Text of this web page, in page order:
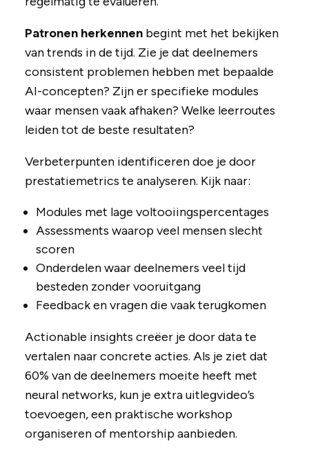
Patronen herkennenbegint met het bekijken
van trends in de tijd. Zie je dat deelnemers
consistent problemen hebben met bepaalde
AI-concepten? Zijn er specifieke modules
waar mensen vaak afhaken? Welke leerroutes
leiden tot de beste resultaten?
Verbeterpunten identificeren doe je door
prestatiemetrics te analyseren. Kijk naar:
Modules met lage voltooiingspercentages
Assessments waarop veel mensen slecht
scoren
Onderdelen waar deelnemers veel tijd
besteden zonder vooruitgang
Feedback en vragen die vaak terugkomen
Actionable insights creëer je door data te
vertalen naar concrete acties. Als je ziet dat
60% van de deelnemers moeite heeft met
neural networks, kun je extra uitlegvideo’s
toevoegen, een praktische workshop
organiseren of mentorship aanbieden.